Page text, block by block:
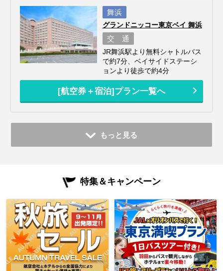
舞浜
グランドニッコー東京ベイ 舞浜
交 通
JR舞浜駅より無料シャトルバス
で約7分、ベイサイドステーシ
ョンより徒歩で約4分
[航空券＋宿泊]プラン一覧へ
もっと見る
特集＆キャンペーン